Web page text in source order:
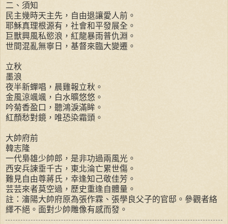
二、須知
民主幾時天主先，自由退讓愛人前。
耶穌真理根源有，社會和平發展全。
巨獸興風私慾浪，紅龍暴雨普仇淵。
世間混亂無寧日，基督來臨大變遷。
立秋
墨浪
夜半新蟬唱，晨雞報立秋。
金風涼颯颯，白水曠悠悠。
吟菊香盈口，聽鴻淚滿眸。
紅顏愁對鏡，唯恐染霜頭。
大帥府前
韓志隆
一代梟雄少帥郎，是非功過兩風光。
西安兵諫垂千古，東北淪亡累世傷。
難見自由尊蔣氏，幸逢知己敬佳芳。
芸芸來者莫空過，歷史重逢自體量。
註：瀋陽大帥府原為張作霖、張學良父子的官邸。參觀者絡
繹不絕。面對少帥雕像有感而發。